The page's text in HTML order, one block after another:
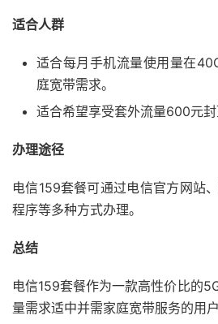
适合人群
适合每月手机流量使用量在
庭宽带需求。
适合希望享受套外流量600元封
办理途径
电信159套餐可通过电信官方网站
程序等多种方式办理。
总结
电信159套餐作为一款高性价比的
量需求适中并需家庭宽带服务的用户